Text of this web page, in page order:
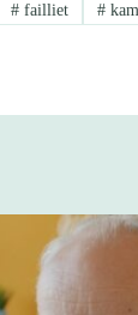
# failliet #